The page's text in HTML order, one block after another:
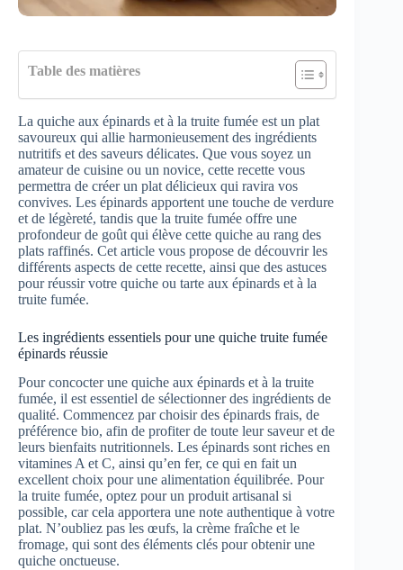
Table des matières
La quiche aux épinards et à la truite fumée est un plat
savoureux qui allie harmonieusement des ingrédients
nutritifs et des saveurs délicates. Que vous soyez un
amateur de cuisine ou un novice, cette recette vous
permettra de créer un plat délicieux qui ravira vos
convives. Les épinards apportent une touche de verdure
et de légèreté, tandis que la truite fumée offre une
profondeur de goût qui élève cette quiche au rang des
plats raffinés. Cet article vous propose de découvrir les
différents aspects de cette recette, ainsi que des astuces
pour réussir votre quiche ou tarte aux épinards et à la
truite fumée.
Les ingrédients essentiels pour une quiche truite fumée
épinards réussie
Pour concocter une quiche aux épinards et à la truite
fumée, il est essentiel de sélectionner des ingrédients de
qualité. Commencez par choisir des épinards frais, de
préférence bio, afin de profiter de toute leur saveur et de
leurs bienfaits nutritionnels. Les épinards sont riches en
vitamines A et C, ainsi qu’en fer, ce qui en fait un
excellent choix pour une alimentation équilibrée. Pour
la truite fumée, optez pour un produit artisanal si
possible, car cela apportera une note authentique à votre
plat. N’oubliez pas les œufs, la crème fraîche et le
fromage, qui sont des éléments clés pour obtenir une
quiche onctueuse.